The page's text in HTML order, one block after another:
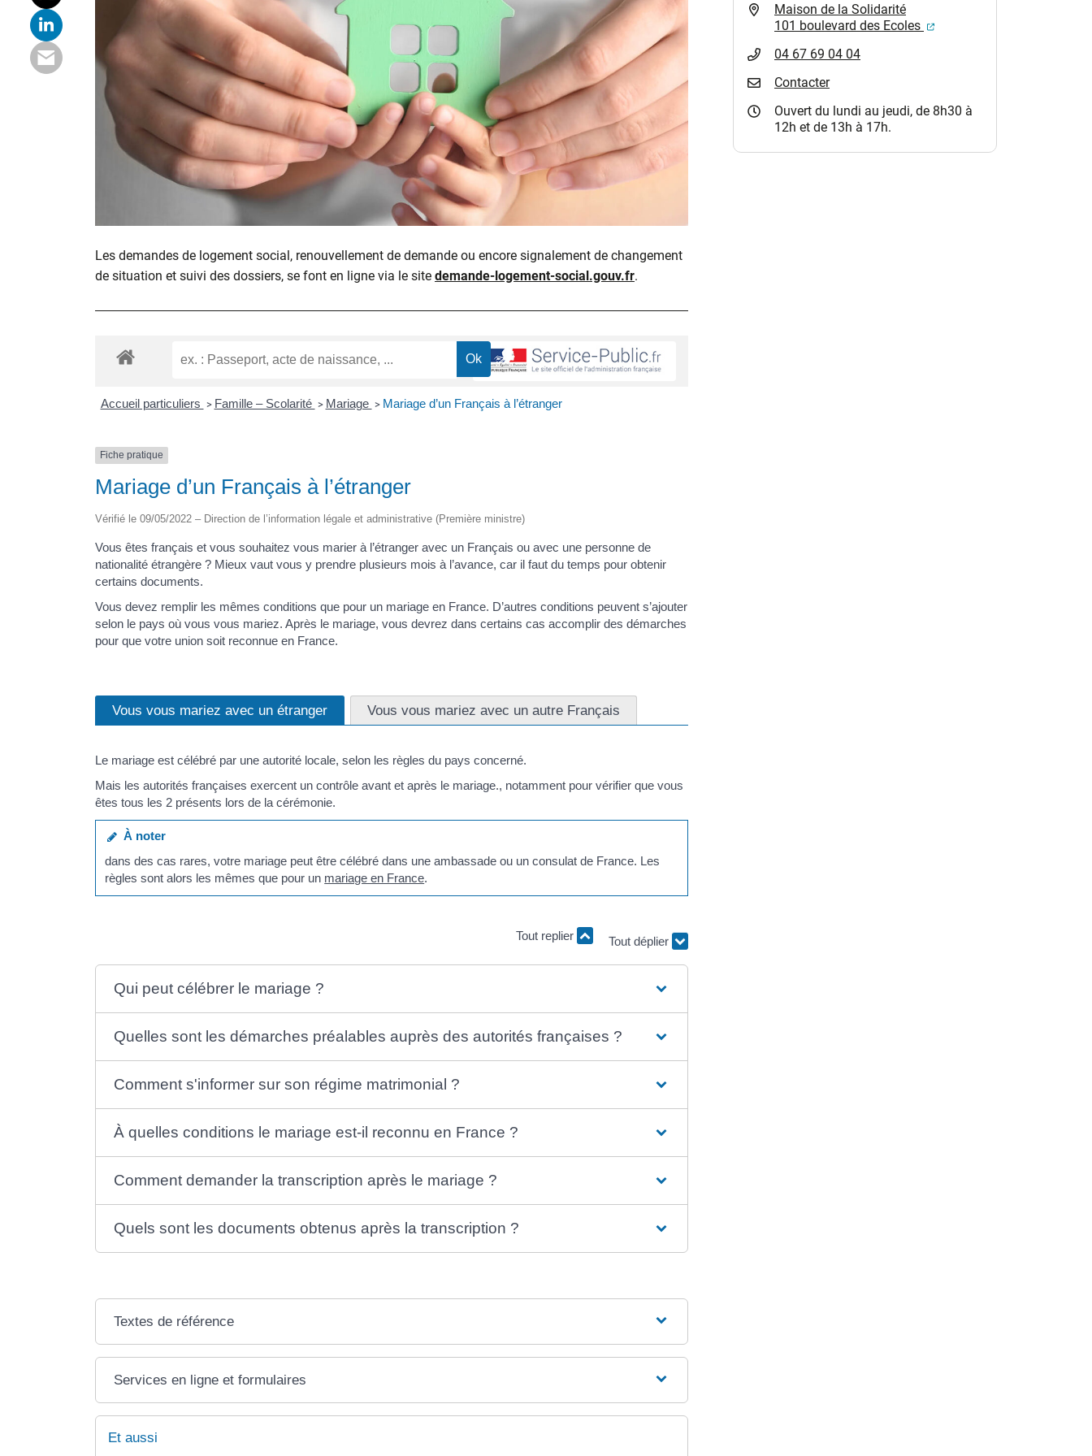
Les demandes de logement social, renouvellement de demande ou encore signalement de changement
de situation et suivi des dossiers, se font en ligne via le site demande-logement-social.gouv.fr.
Accueil particuliers > Famille – Scolarité > Mariage > Mariage d’un Français à l’étranger
Fiche pratique
Mariage d’un Français à l’étranger
Vérifié le 09/05/2022 – Direction de l’information légale et administrative (Première ministre)
Vous êtes français et vous souhaitez vous marier à l’étranger avec un Français ou avec une personne de
nationalité étrangère ? Mieux vaut vous y prendre plusieurs mois à l’avance, car il faut du temps pour obtenir
certains documents.
Vous devez remplir les mêmes conditions que pour un mariage en France. D’autres conditions peuvent s’ajouter
selon le pays où vous vous mariez. Après le mariage, vous devrez dans certains cas accomplir des démarches
pour que votre union soit reconnue en France.
Vous vous mariez avec un étranger Vous vous mariez avec un autre Français
Le mariage est célébré par une autorité locale, selon les règles du pays concerné.
Mais les autorités françaises exercent un contrôle avant et après le mariage., notamment pour vérifier que vous
êtes tous les 2 présents lors de la cérémonie.
À noter
dans des cas rares, votre mariage peut être célébré dans une ambassade ou un consulat de France. Les
règles sont alors les mêmes que pour un mariage en France.
Tout replier Tout déplier
Qui peut célébrer le mariage ?
Quelles sont les démarches préalables auprès des autorités françaises ?
Comment s'informer sur son régime matrimonial ?
À quelles conditions le mariage est-il reconnu en France ?
Comment demander la transcription après le mariage ?
Quels sont les documents obtenus après la transcription ?
Textes de référence
Services en ligne et formulaires
Et aussi
Maison de la Solidarité
101 boulevard des Ecoles
(ouverture dans un nouvel
04 67 69 04 04
Contacter
Ouvert du lundi au jeudi, de 8h30 à
12h et de 13h à 17h.